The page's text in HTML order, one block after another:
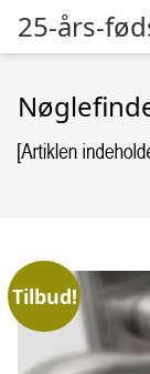
25-års-
Tilbud!